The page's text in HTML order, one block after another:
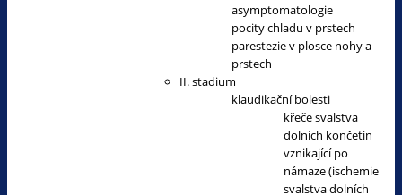
asymptomatologie
pocity chladu v prstech
parestezie v plosce nohy a
prstech
II. stadium
klaudikační bolesti
křeče svalstva
dolních končetin
vznikající po
námaze (ischemie
svalstva dolních